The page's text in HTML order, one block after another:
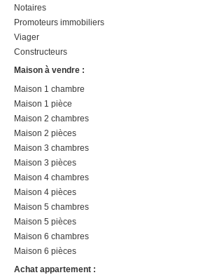
Notaires
Promoteurs immobiliers
Viager
Constructeurs
Maison à vendre :
Maison 1 chambre
Maison 1 pièce
Maison 2 chambres
Maison 2 pièces
Maison 3 chambres
Maison 3 pièces
Maison 4 chambres
Maison 4 pièces
Maison 5 chambres
Maison 5 pièces
Maison 6 chambres
Maison 6 pièces
Achat appartement :